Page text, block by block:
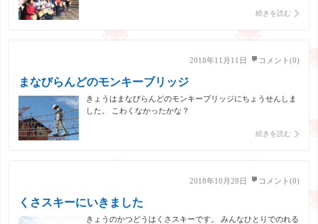
くるっぱがおうえんにきてくれました。 くるっぱはちいさい
続きを読む
2018年11月11日 コメント(0)
まなびらんどのモンキーブリッジ
きょうはまなびらんどのモンキーブリッジにちょうせんしま
した。 こわくなかったかな？
続きを読む
2018年10月28日 コメント(0)
くさスキーにいきました
きょうのかつどうはくさスキーです。 みんなひとりでのれる